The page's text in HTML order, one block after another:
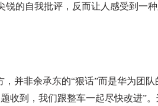
的自我批评，反而让人感受到一
并非余承东的“狠话”而是华为团队
收到，我们跟整车一起尽快改进”